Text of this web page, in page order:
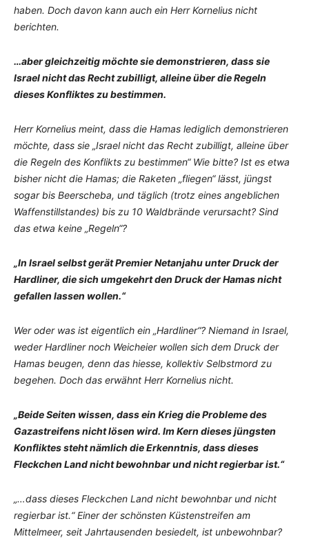
haben. Doch davon kann auch ein Herr Kornelius nicht
berichten.
…aber gleichzeitig möchte sie demonstrieren, dass sie
Israel nicht das Recht zubilligt, alleine über die Regeln
dieses Konfliktes zu bestimmen.
Herr Kornelius meint, dass die Hamas lediglich demonstrieren
möchte, dass sie „Israel nicht das Recht zubilligt, alleine über
die Regeln des Konflikts zu bestimmen“ Wie bitte? Ist es etwa
bisher nicht die Hamas; die Raketen „fliegen“ lässt, jüngst
sogar bis Beerscheba, und täglich (trotz eines angeblichen
Waffenstillstandes) bis zu 10 Waldbrände verursacht? Sind
das etwa keine „Regeln“?
„In Israel selbst gerät Premier Netanjahu unter Druck der
Hardliner, die sich umgekehrt den Druck der Hamas nicht
gefallen lassen wollen.“
Wer oder was ist eigentlich ein „Hardliner“? Niemand in Israel,
weder Hardliner noch Weicheier wollen sich dem Druck der
Hamas beugen, denn das hiesse, kollektiv Selbstmord zu
begehen. Doch das erwähnt Herr Kornelius nicht.
„Beide Seiten wissen, dass ein Krieg die Probleme des
Gazastreifens nicht lösen wird. Im Kern dieses jüngsten
Konfliktes steht nämlich die Erkenntnis, dass dieses
Fleckchen Land nicht bewohnbar und nicht regierbar ist.“
„…dass dieses Fleckchen Land nicht bewohnbar und nicht
regierbar ist.“ Einer der schönsten Küstenstreifen am
Mittelmeer, seit Jahrtausenden besiedelt, ist unbewohnbar?